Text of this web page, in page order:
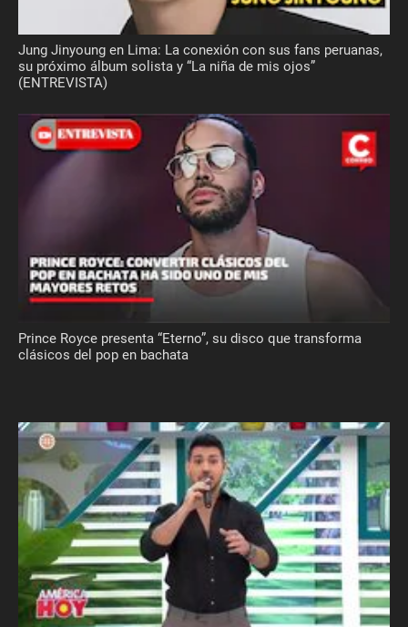
Jung Jinyoung en Lima: La conexión con sus fans peruanas,
su próximo álbum solista y “La niña de mis ojos”
(ENTREVISTA)
Prince Royce presenta “Eterno”, su disco que transforma
clásicos del pop en bachata